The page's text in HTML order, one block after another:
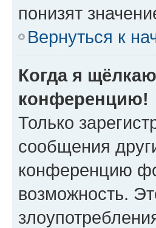
понизят
Вернуться к
Когда я
конференцию!
Только
сообщения
конференцию
возможность.